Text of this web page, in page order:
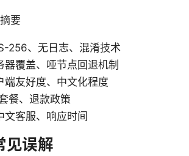
要
256、无日志、混淆技术
器覆盖、哑节点回退机制
端友好度、中文化程度
餐、退款政策
文客服、响应时间
见误解